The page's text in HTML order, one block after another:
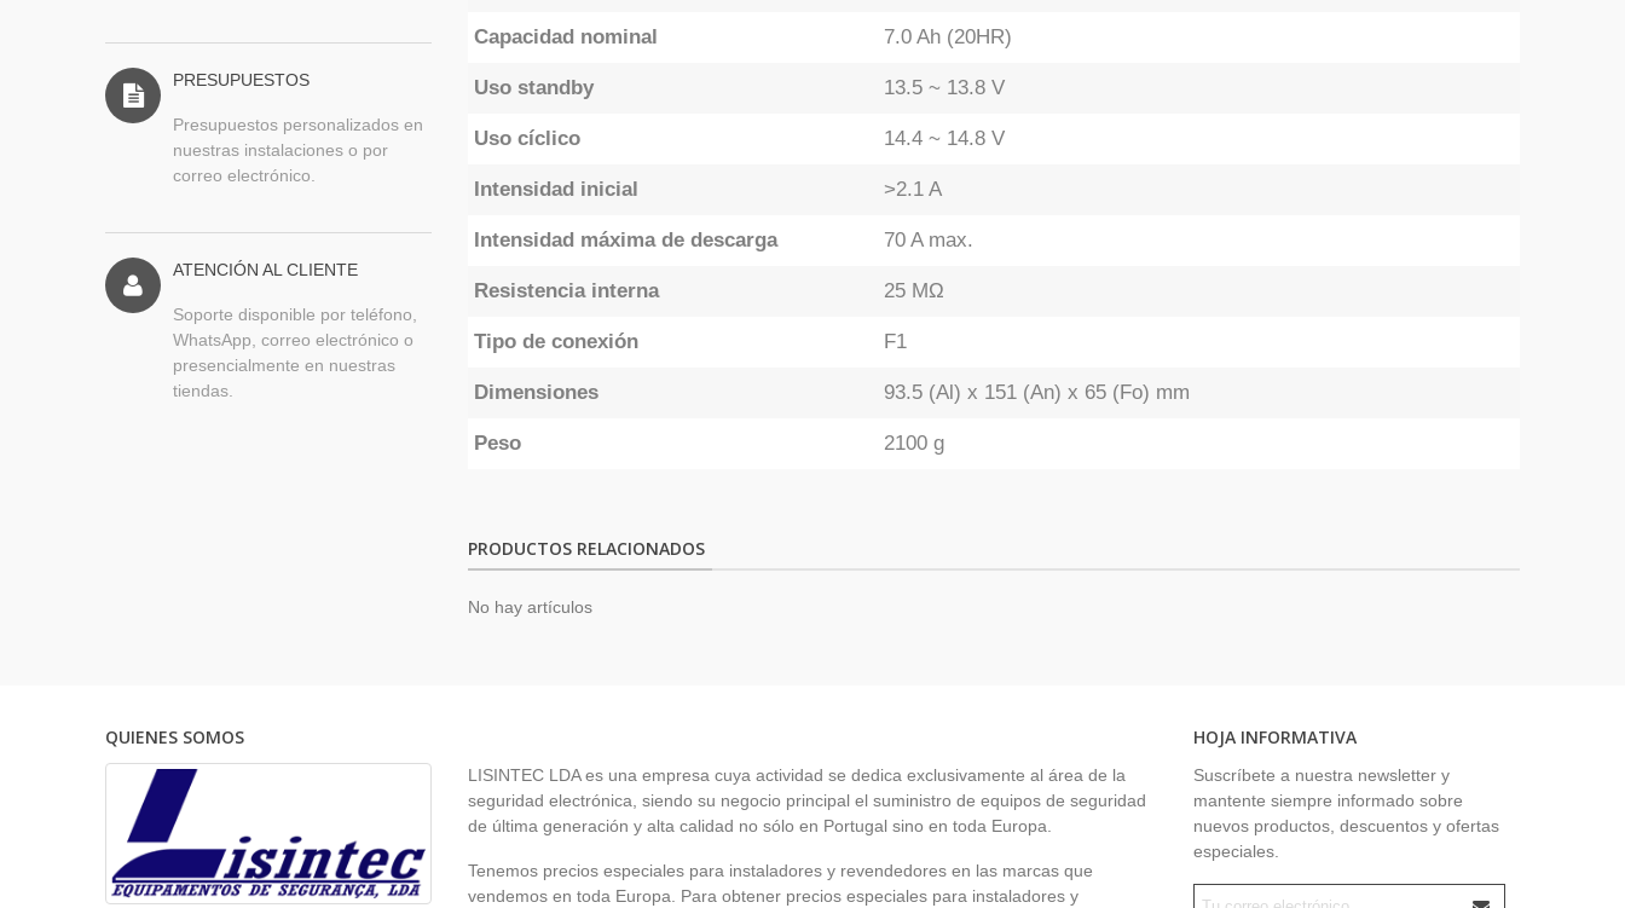
PRESUPUESTOS
Presupuestos personalizados en
nuestras instalaciones o por
correo electrónico.
ATENCIÓN AL CLIENTE
Soporte disponible por teléfono,
WhatsApp, correo electrónico o
presencialmente en nuestras
tiendas.
Capacidad nominal 7.0 Ah (20HR)
Uso standby 13.5 ~ 13.8 V
Uso cíclico 14.4 ~ 14.8 V
Intensidad inicial >2.1 A
Intensidad máxima de descarga 70 A max.
Resistencia interna 25 MΩ
Tipo de conexión F1
Dimensiones 93.5 (Al) x 151 (An) x 65 (Fo) mm
Peso 2100 g
PRODUCTOS RELACIONADOS
No hay artículos
QUIENES SOMOS
LISINTEC LDA es una empresa cuya actividad se dedica exclusivamente al área de la
seguridad electrónica, siendo su negocio principal el suministro de equipos de seguridad
de última generación y alta calidad no sólo en Portugal sino en toda Europa.
Tenemos precios especiales para instaladores y revendedores en las marcas que
vendemos en toda Europa. Para obtener precios especiales para instaladores y
HOJA INFORMATIVA
Suscríbete a nuestra newsletter y
mantente siempre informado sobre
nuevos productos, descuentos y ofertas
especiales.